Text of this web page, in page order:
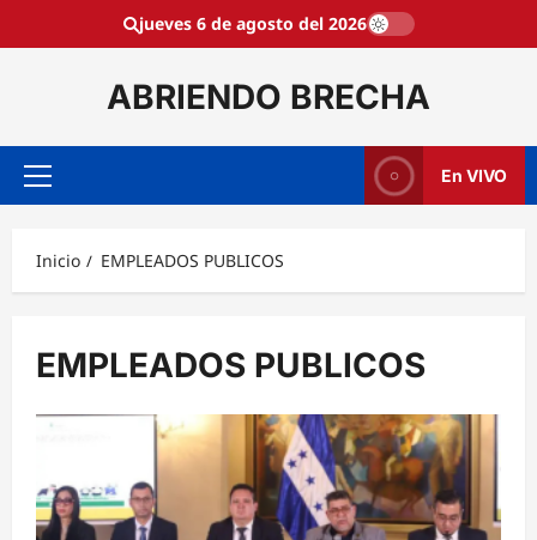
jueves 6 de agosto del 2026
ABRIENDO BRECHA
Menú
En VIVO
Inicio EMPLEADOS PUBLICOS
EMPLEADOS PUBLICOS